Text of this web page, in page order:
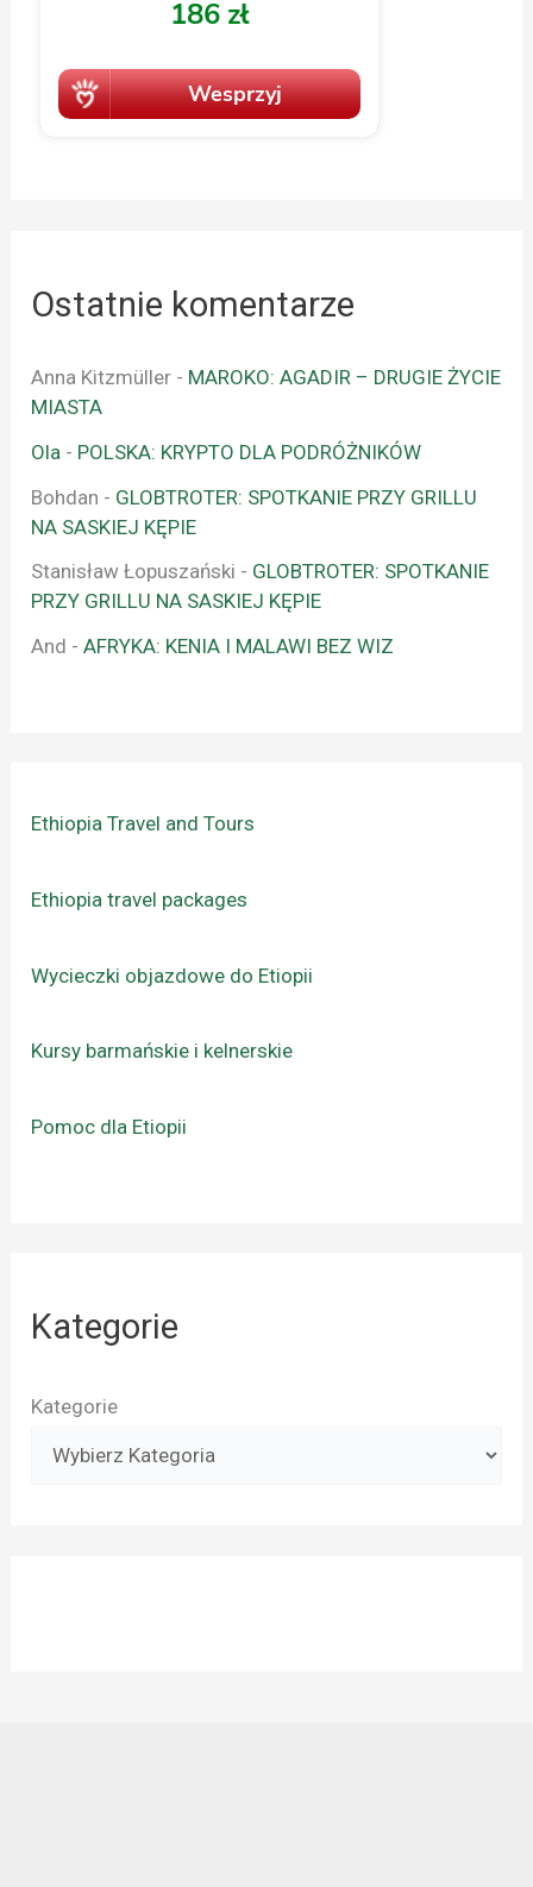
Ostatnie komentarze
Anna Kitzmüller - MAROKO: AGADIR – DRUGIE ŻYCIE
MIASTA
Ola - POLSKA: KRYPTO DLA PODRÓŻNIKÓW
Bohdan - GLOBTROTER: SPOTKANIE PRZY GRILLU
NA SASKIEJ KĘPIE
Stanisław Łopuszański - GLOBTROTER: SPOTKANIE
PRZY GRILLU NA SASKIEJ KĘPIE
And -AFRYKA: KENIA I MALAWI BEZ WIZ
Ethiopia Travel and Tours
Ethiopia travel packages
Wycieczki objazdowe do Etiopii
Kursy barmańskie i kelnerskie
Pomoc dla Etiopii
Kategorie
Kategorie